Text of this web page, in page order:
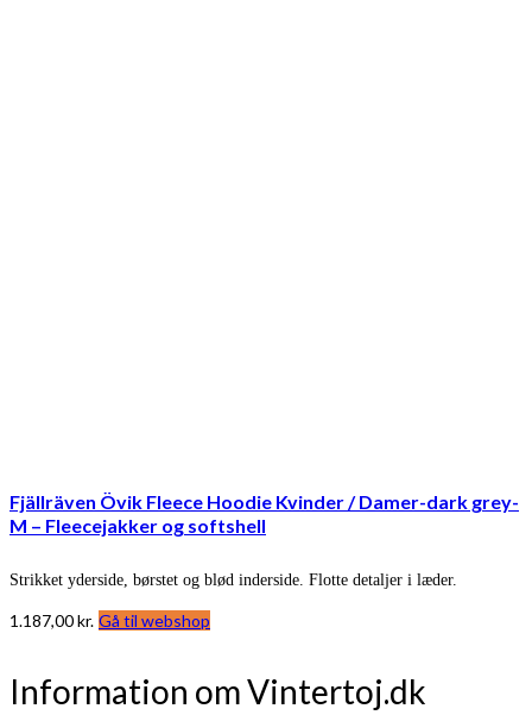
Fjällräven Övik Fleece Hoodie Kvinder / Damer-dark grey-
M – Fleecejakker og softshell
Strikket yderside, børstet og blød inderside. Flotte detaljer i læder.
1.187,00kr. Gå til webshop
Information om Vintertoj.dk